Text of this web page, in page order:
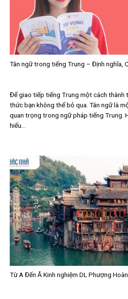
Tân ngữ trong tiếng Trung – Định nghĩa,
Để giao tiếp tiếng Trung một cách thành
thức bạn không thể bỏ qua. Tân ngữ là
quan trọng trong ngữ pháp tiếng Trung.
hiểu...
Từ A Đến Ă Kinh nghiệm DL Phượng